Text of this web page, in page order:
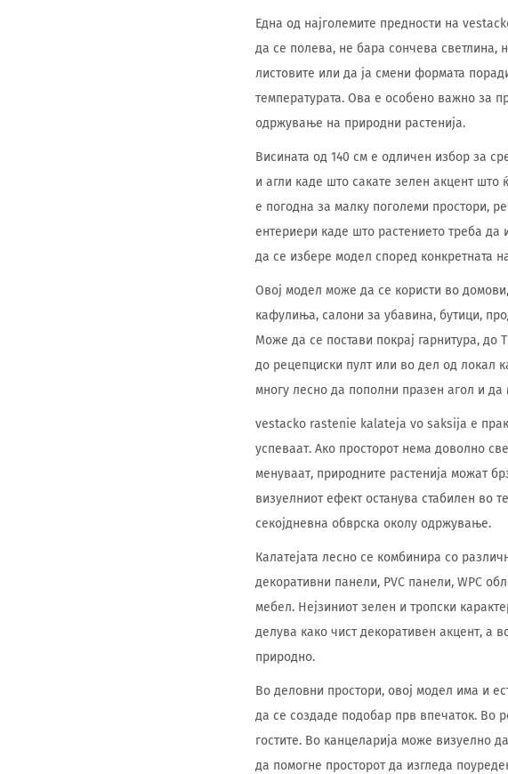
Една од најголемите предности на
да се полева, не бара сончева светлина,
листовите или да ја смени формата
температурата. Ова е особено важно за
одржување на природни растенија.
Висината од 140 см е одличен избор за
и агли каде што сакате зелен акцент
е погодна за малку поголеми простори,
ентериери каде што растението треба
да се избере модел според конкретната
Овој модел може да се користи во
кафулиња, салони за убавина, бутици,
Може да се постави покрај гарнитура, до
до рецепциски пулт или во дел од локал
многу лесно да пополни празен агол и
vestacko rastenie kalateja vo saksija е
успеваат. Ако просторот нема доволно
менуваат, природните растенија можат
визуелниот ефект останува стабилен во
секојдневна обврска околу одржување.
Калатејата лесно се комбинира со
декоративни панели, PVC панели, WPC
мебел. Нејзиниот зелен и тропски
делува како чист декоративен акцент, а
природно.
Во деловни простори, овој модел има и
да се создаде подобар прв впечаток. Во
гостите. Во канцеларија може визуелно
да помогне просторот да изгледа